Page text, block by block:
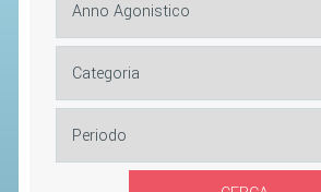
TUTELA DELLA
COMUNICAZIONE